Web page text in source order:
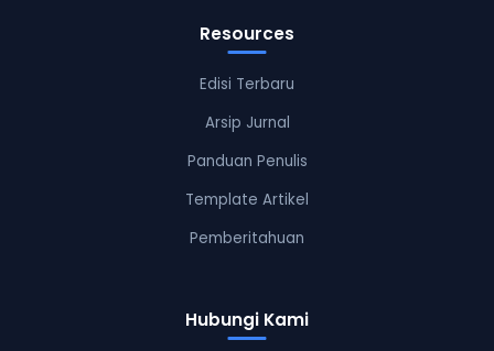
Resources
Edisi Terbaru
Arsip Jurnal
Panduan Penulis
Template Artikel
Pemberitahuan
Hubungi Kami